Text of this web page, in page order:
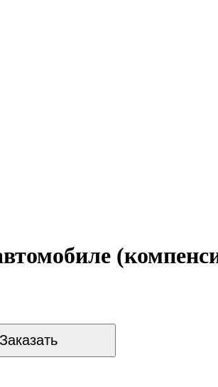
Заказать